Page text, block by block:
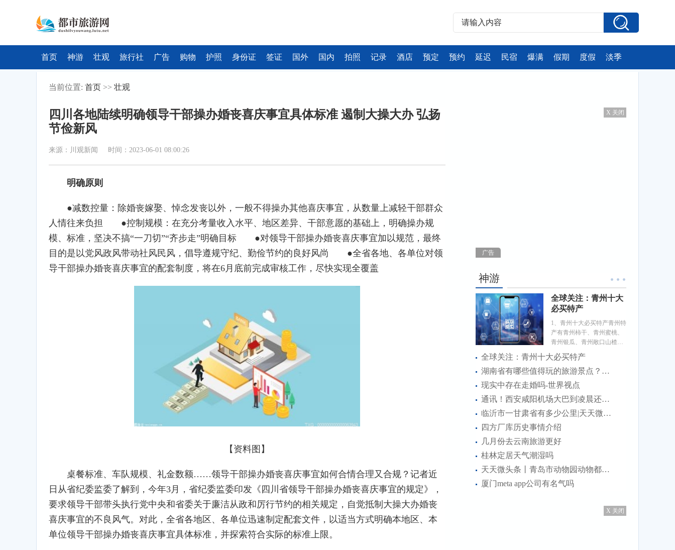
首页 神游 壮观 旅行社 广告 购物 护照 身份证 签证 国外 国内 拍照 记录 酒店 预定 预约 延迟 民宿 爆满 假期 度假 淡季
当前位置: 首页 >> 壮观
四川各地陆续明确领导干部操办婚丧喜庆事宜具体标准 遏制大操大办 弘扬
节俭新风
来源：川观新闻 时间：2023-06-01 08:00:26
明确原则
●减数控量：除婚丧嫁娶、悼念发丧以外，一般不得操办其他喜庆事宜，从数量上减轻干部群众
人情往来负担 ●控制规模：在充分考量收入水平、地区差异、干部意愿的基础上，明确操办规
模、标准，坚决不搞“一刀切”“齐步走”明确目标 ●对领导干部操办婚丧喜庆事宜加以规范，最终
目的是以党风政风带动社风民风，倡导遵规守纪、勤俭节约的良好风尚 ●全省各地、各单位对领
导干部操办婚丧喜庆事宜的配套制度，将在6月底前完成审核工作，尽快实现全覆盖
【资料图】
桌餐标准、车队规模、礼金数额……领导干部操办婚丧喜庆事宜如何合情合理又合规？记者近
日从省纪委监委了解到，今年3月，省纪委监委印发《四川省领导干部操办婚丧喜庆事宜的规定》，
要求领导干部带头执行党中央和省委关于廉洁从政和厉行节约的相关规定，自觉抵制大操大办婚丧
喜庆事宜的不良风气。对此，全省各地区、各单位迅速制定配套文件，以适当方式明确本地区、本
单位领导干部操办婚丧喜庆事宜具体标准，并探索符合实际的标准上限。
广告
X 关闭
神游
全球关注：青州十大
必买特产
1、青州十大必买特产青州特
产有青州柿干、青州蜜桃、
青州银瓜、青州敞口山楂
等。青州位于山东省，优质
的地
全球关注：青州十大必买特产
湖南省有哪些值得玩的旅游景点？门票分别是多少 焦点速讯
现实中存在走婚吗-世界视点
通讯！西安咸阳机场大巴到凌晨还有么
临沂市一甘肃省有多少公里|天天微头条
四方厂库历史事情介绍
几月份去云南旅游更好
桂林定居天气潮湿吗
天天微头条丨青岛市动物园动物都搬走了吗
厦门meta app公司有名气吗
X 关闭